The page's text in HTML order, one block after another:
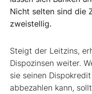
Nicht selten sind die
zweistellig.
Steigt der Leitzins,
Dispozinsen weiter.
sie seinen
abbezahlen kann,